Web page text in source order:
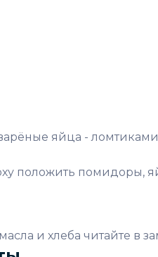
яйца -
положить помидоры,
и хлеба читайте в